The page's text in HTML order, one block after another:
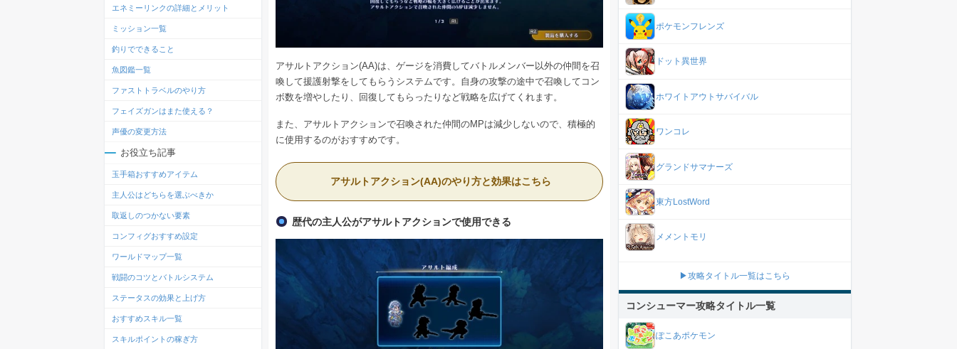
アサルトアクション(AA)は、ゲージを消費してバトルメンバー以外の仲間を召
喚して援護射撃をしてもらうシステムです。自身の攻撃の途中で召喚してコン
ボ数を増やしたり、回復してもらったりなど戦略を広げてくれます。
また、アサルトアクションで召喚された仲間のMPは減少しないので、積極的
に使用するのがおすすめです。
アサルトアクション(AA)のやり方と効果はこちら
歴代の主人公がアサルトアクションで使用できる
エネミーリンクの詳細とメリット
ミッション一覧
釣りでできること
魚図鑑一覧
ファストトラベルのやり方
フェイズガンはまた使える？
声優の変更方法
お役立ち記事
玉手箱おすすめアイテム
主人公はどちらを選ぶべきか
取返しのつかない要素
コンフィグおすすめ設定
ワールドマップ一覧
戦闘のコツとバトルシステム
ステータスの効果と上げ方
おすすめスキル一覧
スキルポイントの稼ぎ方
ポケモンフレンズ
ドット異世界
ホワイトアウトサバイバル
ワンコレ
グランドサマナーズ
東方LostWord
メメントモリ
▶攻略タイトル一覧はこちら
コンシューマー攻略タイトル一覧
ぽこあポケモン